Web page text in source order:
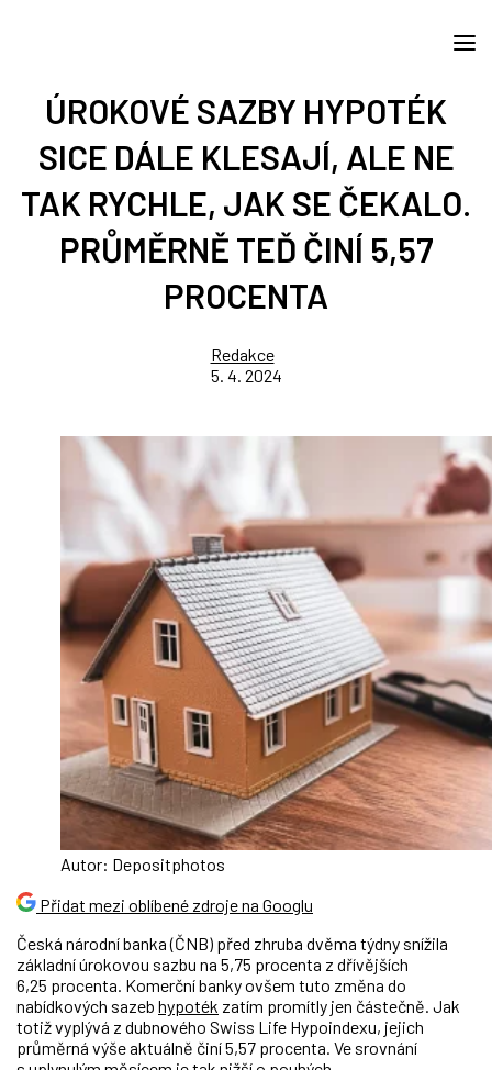
ÚROKOVÉ SAZBY HYPOTÉK
SICE DÁLE KLESAJÍ, ALE NE
TAK RYCHLE, JAK SE ČEKALO.
PRŮMĚRNĚ TEĎ ČINÍ 5,57
PROCENTA
Redakce
5. 4. 2024
Autor: Depositphotos
Přidat mezi oblíbené zdroje na Googlu
Česká národní banka (ČNB) před zhruba dvěma týdny snížila
základní úrokovou sazbu na 5,75 procenta z dřívějších
6,25 procenta. Komerční banky ovšem tuto změna do
nabídkových sazeb hypoték zatím promítly jen částečně. Jak
totiž vyplývá z dubnového Swiss Life Hypoindexu, jejich
průměrná výše aktuálně činí 5,57 procenta. Ve srovnání